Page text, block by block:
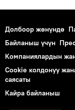
Долбоор жөнүндө
Байланыш үчүн
Компаниялардын
Cookie колдонуу
саясаты
Кайра байланыш